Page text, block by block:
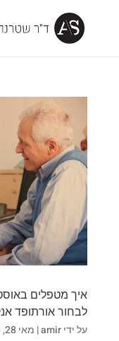
איך מטפלים
לבחור אורתופד
על ידיamir
| מאי 28, 2026